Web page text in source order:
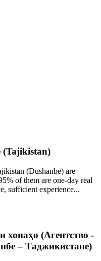
(Tajikistan)
(Dushanbe) are
of them are one-day real
sufficient experience...
(Агентство -
– Таджикистане)